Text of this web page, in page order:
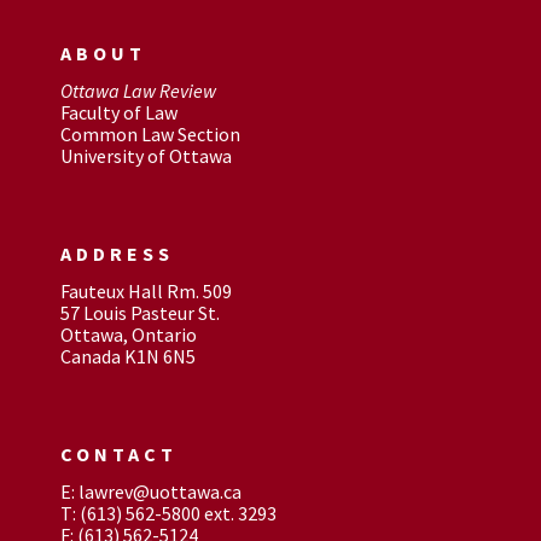
ABOUT
Ottawa Law Review
Faculty of Law
Common Law Section
University of Ottawa
ADDRESS
Fauteux Hall Rm. 509
57 Louis Pasteur St.
Ottawa, Ontario
Canada K1N 6N5
CONTACT
E: lawrev@uottawa.ca
T: (613) 562-5800 ext. 3293
F: (613) 562-5124